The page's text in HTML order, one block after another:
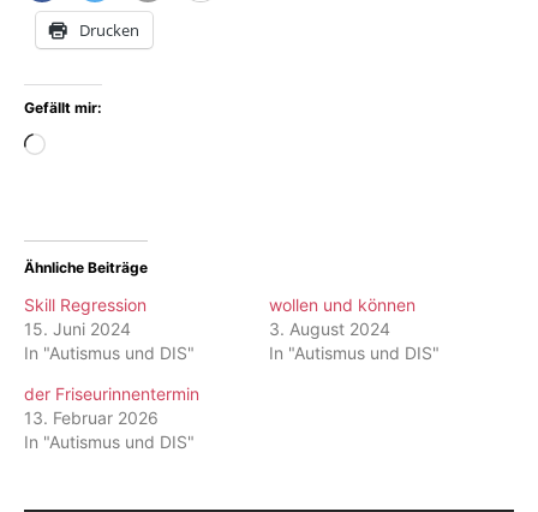
Drucken
Gefällt mir:
Wird
Ähnliche Beiträge
Skill Regression
15. Juni 2024
In "Autismus und DIS"
wollen und können
3. August 2024
In "Autismus und DIS"
der Friseurinnentermin
13. Februar 2026
In "Autismus und DIS"